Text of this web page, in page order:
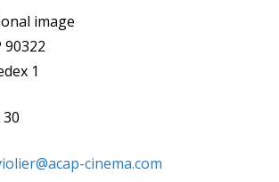
image
90322
1
cinema.com